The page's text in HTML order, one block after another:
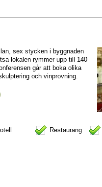
sex stycken i byggnaden
lokalen rymmer upp till 140
går att boka olika
och vinprovning.
Restaurang